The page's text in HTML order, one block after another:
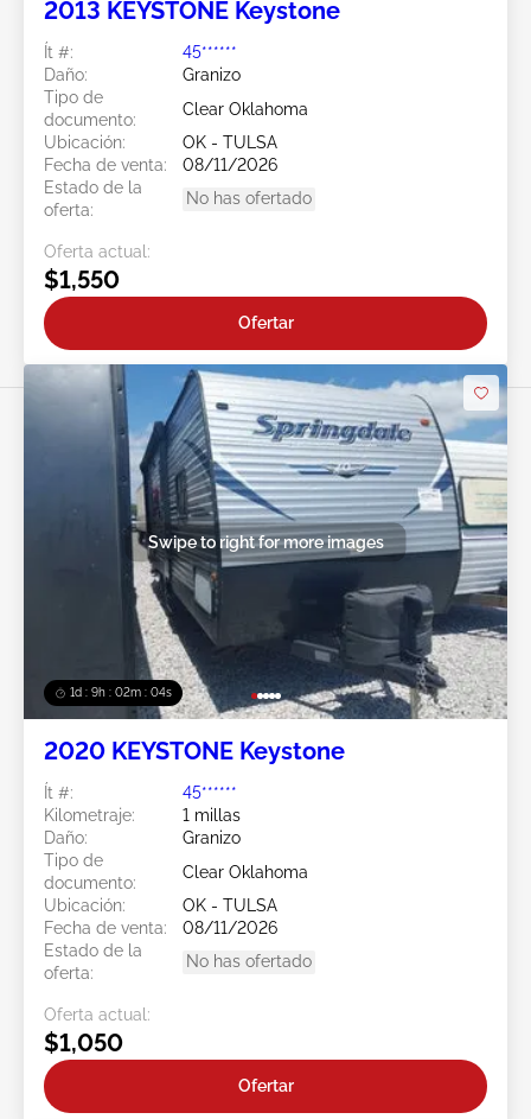
2013 KEYSTONE Keystone
Ít #:
45******
Daño:
Granizo
Tipo de
documento:
Clear Oklahoma
Ubicación:
OK - TULSA
Fecha de venta:
08/11/2026
Estado de la
oferta:
No has ofertado
Oferta actual:
$1,550
Ofertar
1d : 9h : 02m : 01s
Swipe to right for more images
2020 KEYSTONE Keystone
Ít #:
45******
Kilometraje:
1 millas
Daño:
Granizo
Tipo de
documento:
Clear Oklahoma
Ubicación:
OK - TULSA
Fecha de venta:
08/11/2026
Estado de la
oferta:
No has ofertado
Oferta actual:
$1,050
Ofertar